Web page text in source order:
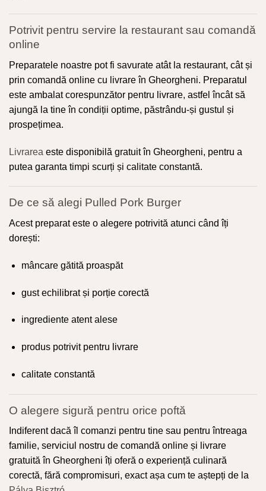
Potrivit pentru servire la restaurant sau comandă
online
Preparatele noastre pot fi savurate atât la restaurant, cât și
prin comandă online cu livrare în Gheorgheni. Preparatul
este ambalat corespunzător pentru livrare, astfel încât să
ajungă la tine în condiții optime, păstrându-și gustul și
prospețimea.
Livrarea este disponibilă gratuit în Gheorgheni, pentru a
putea garanta timpi scurți și calitate constantă.
De ce să alegi Pulled Pork Burger
Acest preparat este o alegere potrivită atunci când îți
dorești:
mâncare gătită proaspăt
gust echilibrat și porție corectă
ingrediente atent alese
produs potrivit pentru livrare
calitate constantă
O alegere sigură pentru orice poftă
Indiferent dacă îl comanzi pentru tine sau pentru întreaga
familie, serviciul nostru de comandă online și livrare
gratuită în Gheorgheni îți oferă o experiență culinară
corectă, fără compromisuri, exact așa cum te aștepți de la